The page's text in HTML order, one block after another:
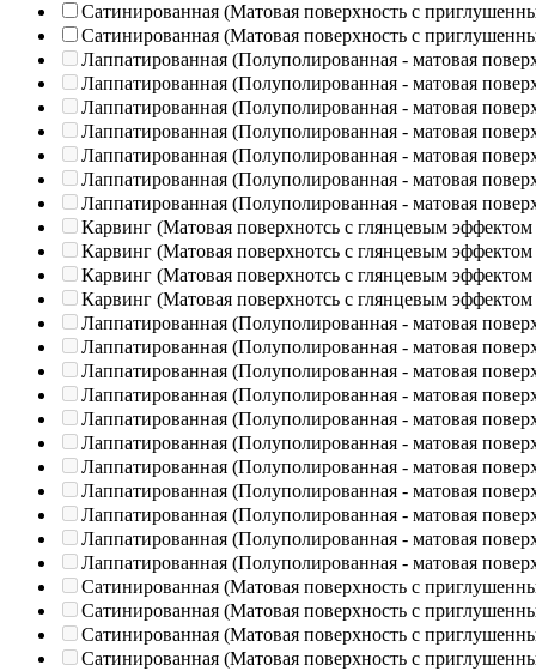
Сатинированная (Матовая поверхность с
Сатинированная (Матовая поверхность с
Лаппатированная (Полуполированная - матовая
Лаппатированная (Полуполированная - матовая
Лаппатированная (Полуполированная - матовая
Лаппатированная (Полуполированная - матовая
Лаппатированная (Полуполированная - матовая
Лаппатированная (Полуполированная - матовая
Лаппатированная (Полуполированная - матовая
Карвинг (Матовая поверхнотсь с глянцевым эффектом
Карвинг (Матовая поверхнотсь с глянцевым эффектом
Карвинг (Матовая поверхнотсь с глянцевым эффектом
Карвинг (Матовая поверхнотсь с глянцевым эффектом
Лаппатированная (Полуполированная - матовая
Лаппатированная (Полуполированная - матовая
Лаппатированная (Полуполированная - матовая
Лаппатированная (Полуполированная - матовая
Лаппатированная (Полуполированная - матовая
Лаппатированная (Полуполированная - матовая
Лаппатированная (Полуполированная - матовая
Лаппатированная (Полуполированная - матовая
Лаппатированная (Полуполированная - матовая
Лаппатированная (Полуполированная - матовая
Лаппатированная (Полуполированная - матовая
Сатинированная (Матовая поверхность с
Сатинированная (Матовая поверхность с
Сатинированная (Матовая поверхность с
Сатинированная (Матовая поверхность с